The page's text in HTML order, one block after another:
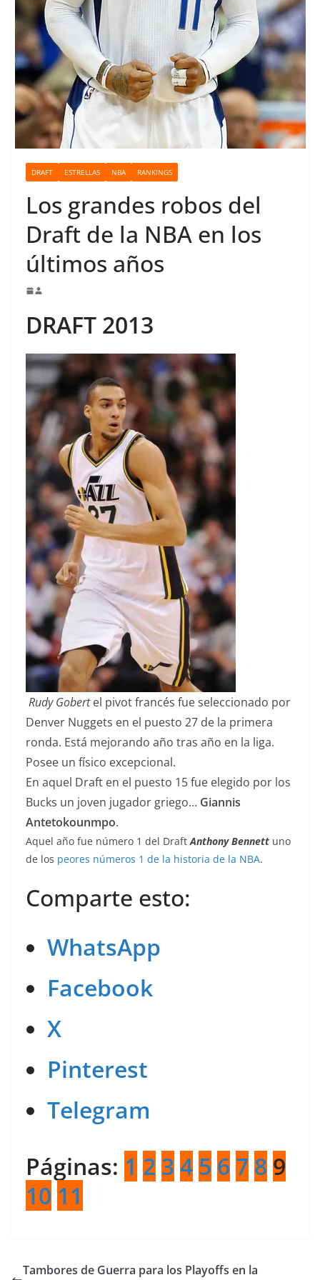
DRAFT ESTRELLAS NBA RANKINGS
Los grandes robos del
Draft de la NBA en los
últimos años
DRAFT 2013
Rudy Gobertel pivot francés fueseleccionado por
Denver Nuggets en el puesto 27 de la primera
ronda. Está mejorando año tras año en la liga.
Posee un físico excepcional.
En aquel Draft en el puesto 15 fue elegido por los
Bucks un joven jugador griego… Giannis
Antetokounmpo.
Aquel año fue número 1 del DraftAnthony Bennett uno
de los peores números 1 de la historia de la NBA.
Comparte esto:
WhatsApp
Facebook
X
Pinterest
Telegram
Páginas: 1 2 3 4 5 6 7 8 9
10 11
Tambores de Guerra para los Playoffs en la